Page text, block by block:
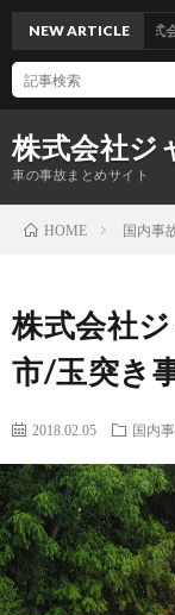
株式会社ジ
車の事故まとめサイト
NEW ARTICLE株式会社
HOME 国内事
株式会社
市/玉突き
2018.02.05 国内